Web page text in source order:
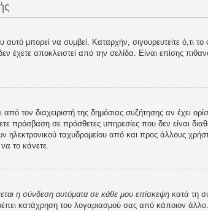
μπορεί να συμβεί. Καταρχήν, σιγουρευτείτε ό,τι
έχετε αποκλειστεί από την σελίδα. Είναι επίσης
τον διαχειριστή της δημόσιας συζήτησης αν έχει
πρόσβαση σε πρόσθετες υπηρεσίες που δεν είναι
ταχυδρομείου από και προς άλλους
το κάνετε.
η σύνδεση αυτόματα σε κάθε μου επίσκεψη κατά τη
κατάχρηση του λογαριασμού σας από κάποιον